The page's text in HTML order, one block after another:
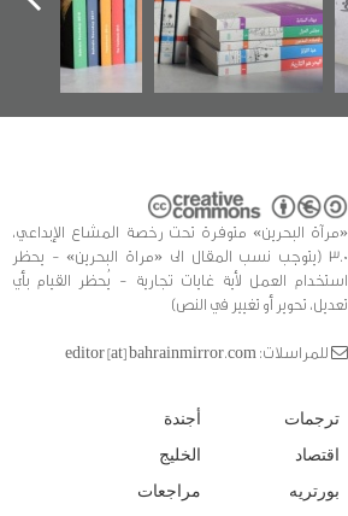
كتب
«مرآة البحرين» متوفرة تحت رخصة المشاع الإبداعي،
3.0 (يتوجب نسب المقال الى «مراة البحرين» - يحظر
استخدام العمل لأية غايات تجارية - يُحظر القيام بأي
تعديل، تحوير أو تغيير في النص)
للمراسلات: editor [at] bahrainmirror.com
ترجمات
اقتصاد
بورتريه
أجندة
الخليج
مراجعات